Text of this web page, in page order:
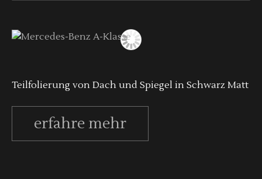
Teilfolierung von Dach und Spiegel in Schwarz Matt
erfahre mehr